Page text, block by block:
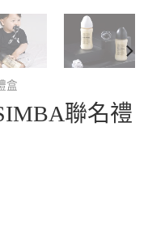
盒
聯名禮